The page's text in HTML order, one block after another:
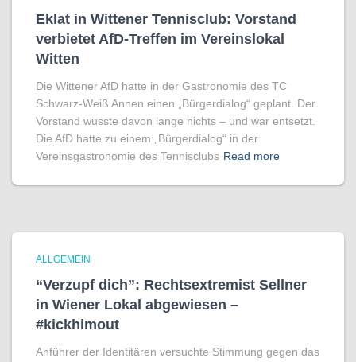
Eklat in Wittener Tennisclub: Vorstand
verbietet AfD-Treffen im Vereinslokal
Witten
Die Wittener AfD hatte in der Gastronomie des TC
Schwarz-Weiß Annen einen „Bürgerdialog“ geplant. Der
Vorstand wusste davon lange nichts – und war entsetzt.
Die AfD hatte zu einem „Bürgerdialog“ in der
Vereinsgastronomie des Tennisclubs Read more
ALLGEMEIN
“Verzupf dich”: Rechtsextremist Sellner
in Wiener Lokal abgewiesen –
#kickhimout
Anführer der Identitären versuchte Stimmung gegen das